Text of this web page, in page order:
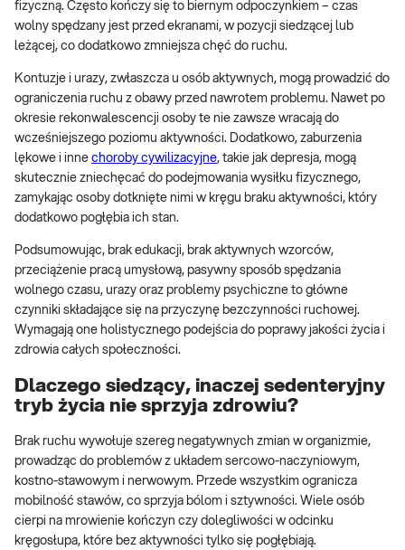
fizyczną. Często kończy się to biernym odpoczynkiem – czas
wolny spędzany jest przed ekranami, w pozycji siedzącej lub
leżącej, co dodatkowo zmniejsza chęć do ruchu.
Kontuzje i urazy, zwłaszcza u osób aktywnych, mogą prowadzić do
ograniczenia ruchu z obawy przed nawrotem problemu. Nawet po
okresie rekonwalescencji osoby te nie zawsze wracają do
wcześniejszego poziomu aktywności. Dodatkowo, zaburzenia
lękowe i inne choroby cywilizacyjne, takie jak depresja, mogą
skutecznie zniechęcać do podejmowania wysiłku fizycznego,
zamykając osoby dotknięte nimi w kręgu braku aktywności, który
dodatkowo pogłębia ich stan.
Podsumowując, brak edukacji, brak aktywnych wzorców,
przeciążenie pracą umysłową, pasywny sposób spędzania
wolnego czasu, urazy oraz problemy psychiczne to główne
czynniki składające się na przyczynę bezczynności ruchowej.
Wymagają one holistycznego podejścia do poprawy jakości życia i
zdrowia całych społeczności.
Dlaczego siedzący, inaczej sedenteryjny
tryb życia nie sprzyja zdrowiu?
Brak ruchu wywołuje szereg negatywnych zmian w organizmie,
prowadząc do problemów z układem sercowo-naczyniowym,
kostno-stawowym i nerwowym. Przede wszystkim ogranicza
mobilność stawów, co sprzyja bólom i sztywności. Wiele osób
cierpi na mrowienie kończyn czy dolegliwości w odcinku
kręgosłupa, które bez aktywności tylko się pogłębiają.